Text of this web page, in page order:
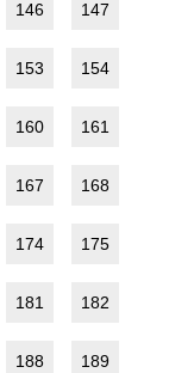
146 147
153 154
160 161
167 168
174 175
181 182
188 189